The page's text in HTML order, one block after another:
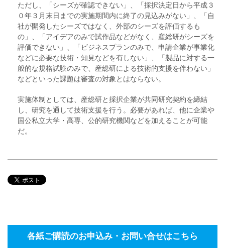
ただし、「シーズが確認できない」、「採択決定日から平成３
０年３月末日までの実施期間内に終了の見込みがない」、「自
社が開発したシーズではなく、外部のシーズを評価するも
の」、「アイデアのみで試作品などがなく、産総研がシーズを
評価できない」、「ビジネスプランのみで、申請企業が事業化
などに必要な技術・知見などを有しない」、「製品に対する一
般的な規格試験のみで、産総研による技術的支援を伴わない」
などといった課題は審査の対象とはならない。
実施体制としては、産総研と採択企業が共同研究契約を締結
し、研究を通して技術支援を行う。必要があれば、他に企業や
国公私立大学・高専、公的研究機関などを加えることが可能
だ。
各紙ご購読のお申込み・お問い合せはこちら